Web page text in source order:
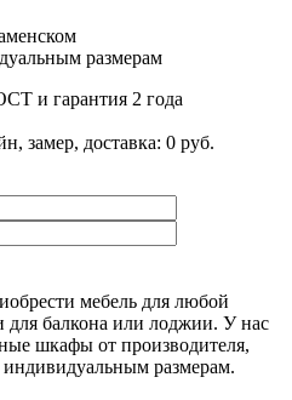
размерам
и гарантия 2 года
замер, доставка: 0 руб.
мебель для любой
для балкона или лоджии. У нас
шкафы от производителя,
индивидуальным размерам.